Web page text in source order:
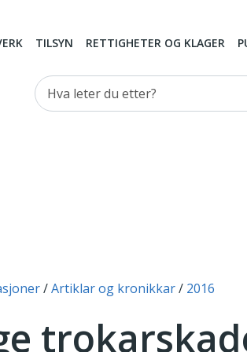
TILSYN RETTIGHETER OG KLAGER
Hva leter du etter?
Artiklar og kronikkar 2016